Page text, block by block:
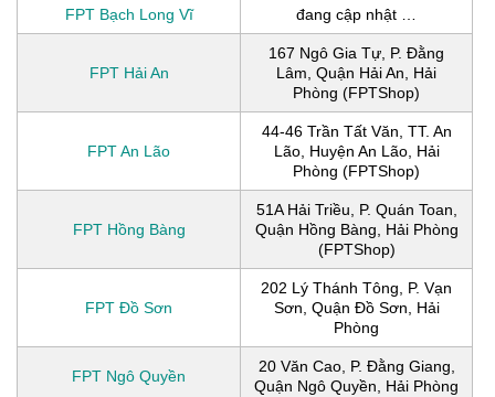
FPT Bạch Long Vĩ đang cập nhật …
FPT Hải An
167 Ngô Gia Tự, P. Đằng
Lâm, Quận Hải An, Hải
Phòng (FPTShop)
FPT An Lão
44-46 Trần Tất Văn, TT. An
Lão, Huyện An Lão, Hải
Phòng (FPTShop)
FPT Hồng Bàng
51A Hải Triều, P. Quán Toan,
Quận Hồng Bàng, Hải Phòng
(FPTShop)
FPT Đồ Sơn
202 Lý Thánh Tông, P. Vạn
Sơn, Quận Đồ Sơn, Hải
Phòng
FPT Ngô Quyền
20 Văn Cao, P. Đằng Giang,
Quận Ngô Quyền, Hải Phòng